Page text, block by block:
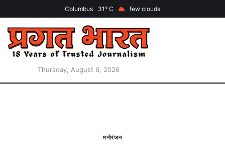
Columbus 31 few clouds
Thursday, August 6, 2026
मनोरंजन